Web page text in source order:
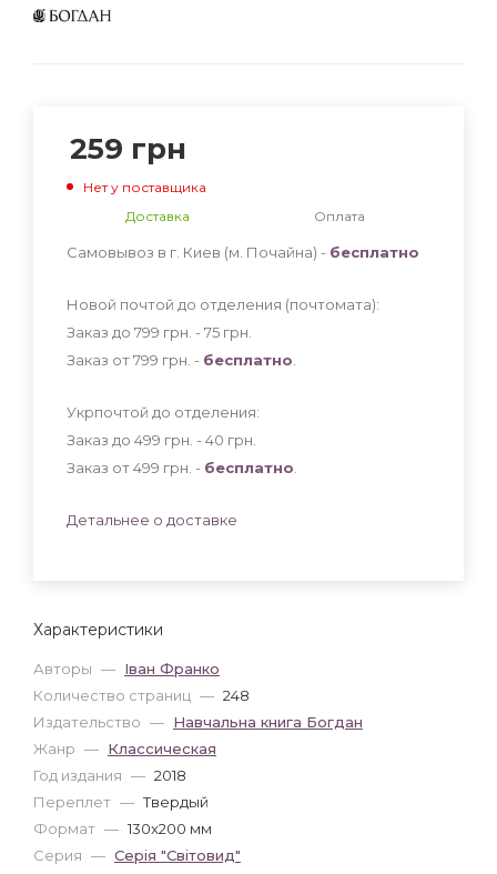
Характеристики
Авторы — Іван Франко
Количество страниц — 248
Издательство — Навчальна книга Богдан
Жанр — Классическая
Год издания — 2018
Переплет — Твердый
Формат — 130x200 мм
Серия — Серія "Світовид"
259 грн
Нет у поставщика
Доставка
Оплата
Самовывоз в г. Киев (м. Почайна) - бесплатно
Новой почтой до отделения (почтомата):
Заказ до 799 грн. - 75 грн
Заказ от 799 грн. - бесплатно
Укрпочтой до отделения:
Заказ до 499 грн. - 40 грн
Заказ от 499 грн. - бесплатно
Детальнее о доставке